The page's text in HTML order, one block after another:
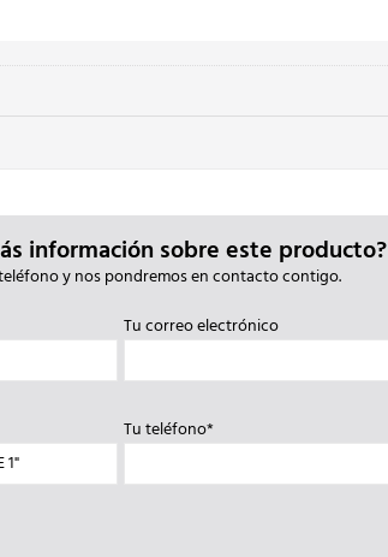
información sobre este producto?
y nos pondremos en contacto contigo.
Tu correo electrónico
Tu teléfono*